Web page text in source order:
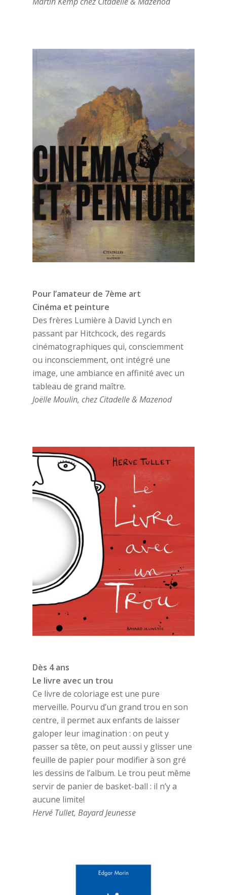
Pour l’amateur de 7ème art
Cinéma et peinture
Des frères Lumière à David Lynch en
passant par Hitchcock, des regards
cinématographiques qui, consciemment
ou inconsciemment, ont intégré une
image, une ambiance en affinité avec un
tableau de grand maître.
Joëlle Moulin, chez Citadelle & Mazenod
Dès 4 ans
Le livre avec un trou
Ce livre de coloriage est une pure
merveille. Pourvu d’un grand trou en son
centre, il permet aux enfants de laisser
galoper leur imagination : on peut y
passer sa tête, on peut aussi y glisser une
feuille de papier pour modifier à son gré
les dessins de l’album. Le trou peut même
servir de panier de basket-ball : il n’y a
aucune limite!
Hervé Tullet, Bayard Jeunesse